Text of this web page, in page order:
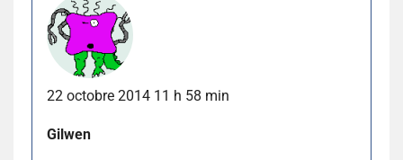
22 octobre 2014 11 h 58 min
Gilwen